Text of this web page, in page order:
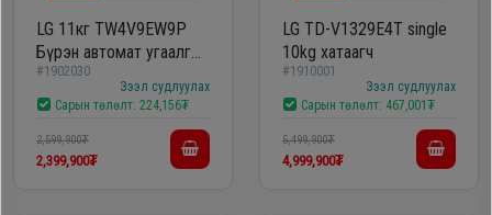
LG 11кг TW4V9EW9P
Бүрэн автомат угаалгын
машин
#1902030
Зээл судлуулах
Сарын төлөлт: 224,156₮
2,599,900₮
2,399,900₮
LG TD-V1329E4T single
10kg хатаагч
#1910001
Зээл судлуулах
Сарын төлөлт: 467,001₮
5,499,900₮
4,999,900₮